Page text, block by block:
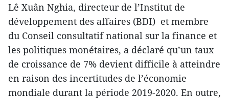
Lê Xuân Nghia, directeur de l’Institut de
développement des affaires (BDI) et membre
du Conseil consultatif national sur la finance et
les politiques monétaires, a déclaré qu’un taux
de croissance de 7% devient difficile à atteindre
en raison des incertitudes de l’économie
mondiale durant la période 2019-2020. En outre,